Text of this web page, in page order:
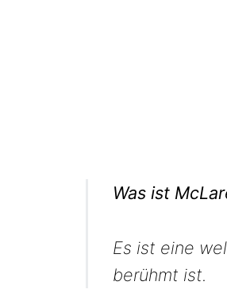
Was ist
Es ist eine
berühmt ist.